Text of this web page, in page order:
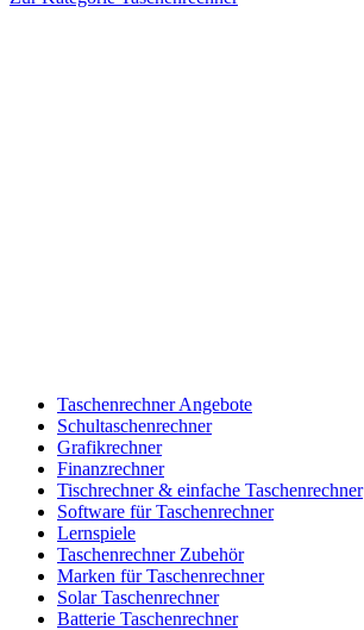
Taschenrechner Angebote
Schultaschenrechner
Grafikrechner
Finanzrechner
Tischrechner & einfache Taschenrechner
Software für Taschenrechner
Lernspiele
Taschenrechner Zubehör
Marken für Taschenrechner
Solar Taschenrechner
Batterie Taschenrechner